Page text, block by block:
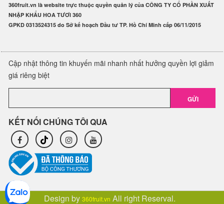
360fruit.vn là website trực thuộc quyền quản lý của CÔNG TY CỔ PHẦN XUẤT
NHẬP KHẨU HOA TƯƠI 360
GPKD 0313524315 do Sở kế hoạch Đầu tư TP. Hồ Chí Minh cấp 06/11/2015
Cập nhật thông tin khuyến mãi nhanh nhất hưởng quyền lợi giảm
giá riêng biệt
GỬI
KẾT NỐI CHÚNG TÔI QUA
Design by 360fruit.vn All right Reserval.